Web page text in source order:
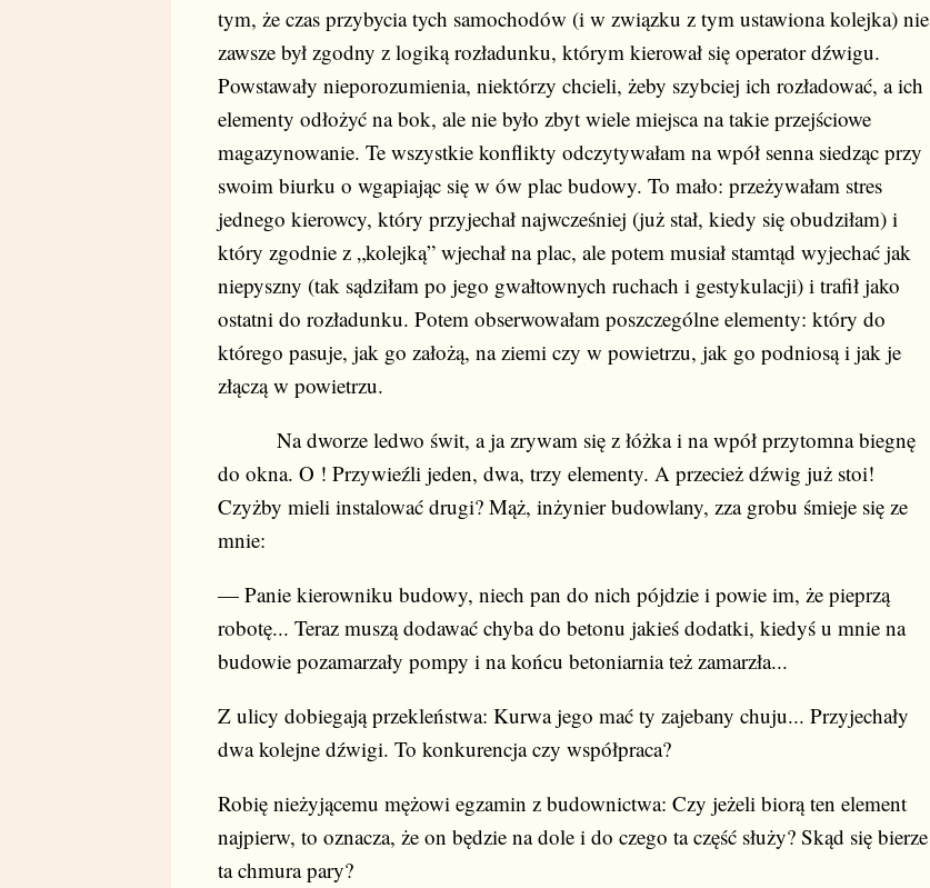
tym, że czas przybycia tych samochodów (i w związku z tym ustawiona kolejka) nie
zawsze był zgodny z logiką rozładunku, którym kierował się operator dźwigu.
Powstawały nieporozumienia, niektórzy chcieli, żeby szybciej ich rozładować, a ich
elementy odłożyć na bok, ale nie było zbyt wiele miejsca na takie przejściowe
magazynowanie. Te wszystkie konflikty odczytywałam na wpół senna siedząc przy
swoim biurku o wgapiając się w ów plac budowy. To mało: przeżywałam stres
jednego kierowcy, który przyjechał najwcześniej (już stał, kiedy się obudziłam) i
który zgodnie z „kolejką” wjechał na plac, ale potem musiał stamtąd wyjechać jak
niepyszny (tak sądziłam po jego gwałtownych ruchach i gestykulacji) i trafił jako
ostatni do rozładunku. Potem obserwowałam poszczególne elementy: który do
którego pasuje, jak go założą, na ziemi czy w powietrzu, jak go podniosą i jak je
złączą w powietrzu.
Na dworze ledwo świt, a ja zrywam się z łóżka i na wpół przytomna biegnę
do okna. O ! Przywieźli jeden, dwa, trzy elementy. A przecież dźwig już stoi!
Czyżby mieli instalować drugi? Mąż, inżynier budowlany, zza grobu śmieje się ze
mnie:
— Panie kierowniku budowy, niech pan do nich pójdzie i powie im, że pieprzą
robotę... Teraz muszą dodawać chyba do betonu jakieś dodatki, kiedyś u mnie na
budowie pozamarzały pompy i na końcu betoniarnia też zamarzła...
Z ulicy dobiegają przekleństwa: Kurwa jego mać ty zajebany chuju... Przyjechały
dwa kolejne dźwigi. To konkurencja czy współpraca?
Robię nieżyjącemu mężowi egzamin z budownictwa: Czy jeżeli biorą ten element
najpierw, to oznacza, że on będzie na dole i do czego ta część służy? Skąd się bierze
ta chmura pary?